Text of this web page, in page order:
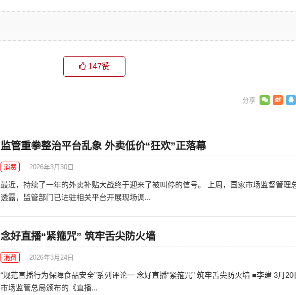
147赞
监管重拳整治平台乱象 外卖低价“狂欢”正落幕
消费 2026年3月30日
最近，持续了一年的外卖补贴大战终于迎来了被叫停的信号。 上周，国家市场监督管理
透露，监管部门已进驻相关平台开展现场调...
念好直播“紧箍咒” 筑牢舌尖防火墙
消费 2026年3月24日
“规范直播行为保障食品安全”系列评论一 念好直播“紧箍咒” 筑牢舌尖防火墙 ■李建 3月20
市场监管总局颁布的《直播...